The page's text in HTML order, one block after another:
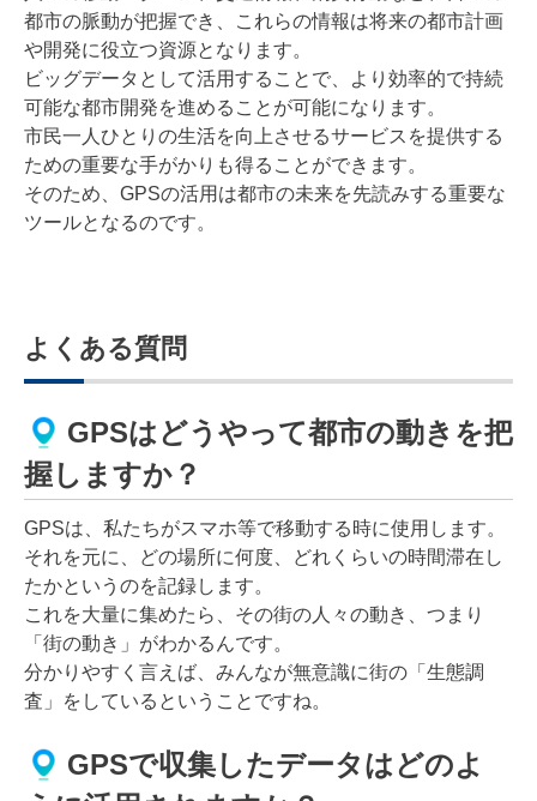
都市の脈動が把握でき、これらの情報は将来の都市計画
や開発に役立つ資源となります。
ビッグデータとして活用することで、より効率的で持続
可能な都市開発を進めることが可能になります。
市民一人ひとりの生活を向上させるサービスを提供する
ための重要な手がかりも得ることができます。
そのため、GPSの活用は都市の未来を先読みする重要な
ツールとなるのです。
よくある質問
GPSはどうやって都市の動きを把
握しますか？
GPSは、私たちがスマホ等で移動する時に使用します。
それを元に、どの場所に何度、どれくらいの時間滞在し
たかというのを記録します。
これを大量に集めたら、その街の人々の動き、つまり
「街の動き」がわかるんです。
分かりやすく言えば、みんなが無意識に街の「生態調
査」をしているということですね。
GPSで収集したデータはどのよ